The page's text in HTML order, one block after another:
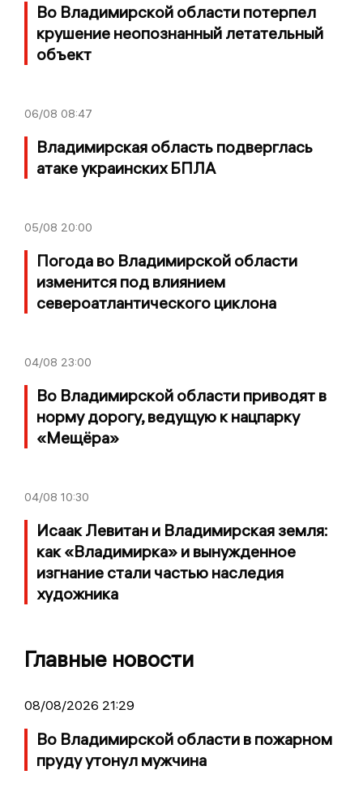
Во Владимирской области потерпел
крушение неопознанный летательный
объект
06/08 08:47
Владимирская область подверглась
атаке украинских БПЛА
05/08 20:00
Погода во Владимирской области
изменится под влиянием
североатлантического циклона
04/08 23:00
Во Владимирской области приводят в
норму дорогу, ведущую к нацпарку
«Мещёра»
04/08 10:30
Исаак Левитан и Владимирская земля:
как «Владимирка» и вынужденное
изгнание стали частью наследия
художника
Главные новости
08/08/2026 21:29
Во Владимирской области в пожарном
пруду утонул мужчина